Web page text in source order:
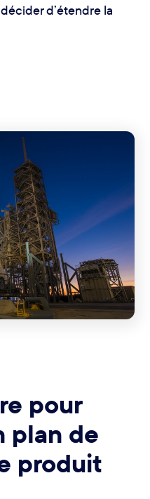
d’étendre la
pour
plan de
produit